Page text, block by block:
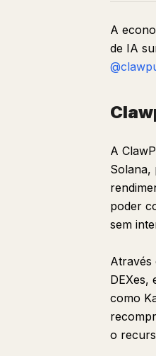
A
de IA
A
Solana,
poder
sem
Através
DEXes,
como
o